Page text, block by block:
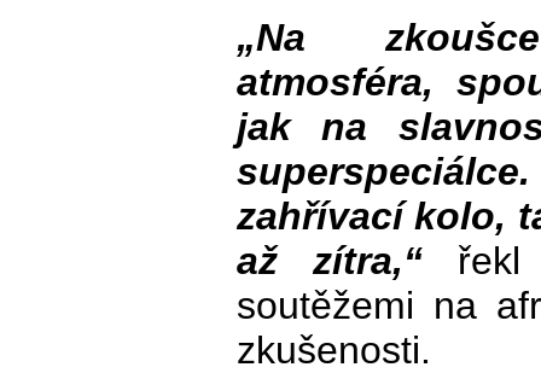
„Na
atmosféra,
jak na
zahřívací kolo,
až zítra,“řekl
soutěžemi na
zkušenosti.